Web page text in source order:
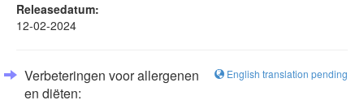
Releasedatum:
12-02-2024
English translation pending
Verbeteringen voor allergenen
en diëten: